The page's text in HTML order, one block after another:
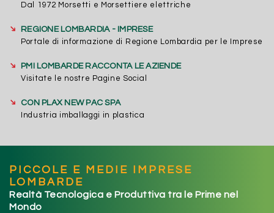
Dal 1972 Morsetti e Morsettiere elettriche
➔
REGIONE LOMBARDIA - IMPRESE
Portale di informazione di Regione Lombardia per le Imprese
➔
PMI LOMBARDE RACCONTA LE AZIENDE
Visitate le nostre Pagine Social
➔
CON PLAX NEW PAC SPA
Industria imballaggi in plastica
PICCOLE E MEDIE IMPRESE
LOMBARDE
Realtà Tecnologica e Produttiva tra le Prime nel
Mondo